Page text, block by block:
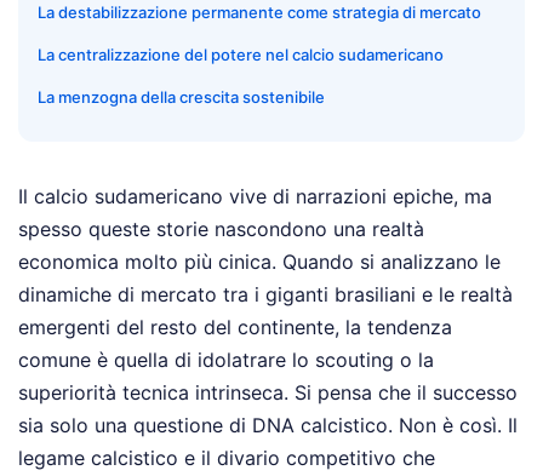
La destabilizzazione permanente come strategia di mercato
La centralizzazione del potere nel calcio sudamericano
La menzogna della crescita sostenibile
Il calcio sudamericano vive di narrazioni epiche, ma
spesso queste storie nascondono una realtà
economica molto più cinica. Quando si analizzano le
dinamiche di mercato tra i giganti brasiliani e le realtà
emergenti del resto del continente, la tendenza
comune è quella di idolatrare lo scouting o la
superiorità tecnica intrinseca. Si pensa che il successo
sia solo una questione di DNA calcistico. Non è così. Il
legame calcistico e il divario competitivo che